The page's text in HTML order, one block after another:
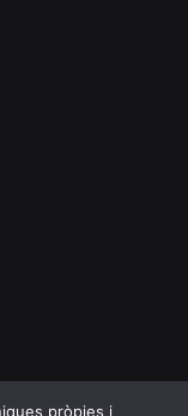
pròpies i